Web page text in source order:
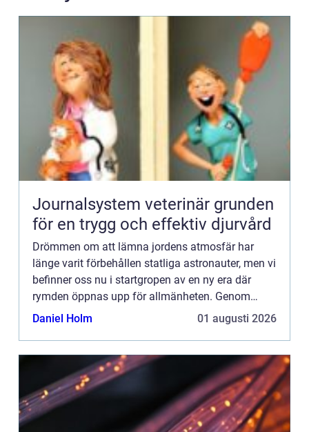
Journalsystem veterinär grunden
för en trygg och effektiv djurvård
Drömmen om att lämna jordens atmosfär har
länge varit förbehållen statliga astronauter, men vi
befinner oss nu i startgropen av en ny era där
rymden öppnas upp för allmänheten. Genom
banbrytande tekn...
Daniel Holm 01 augusti 2026